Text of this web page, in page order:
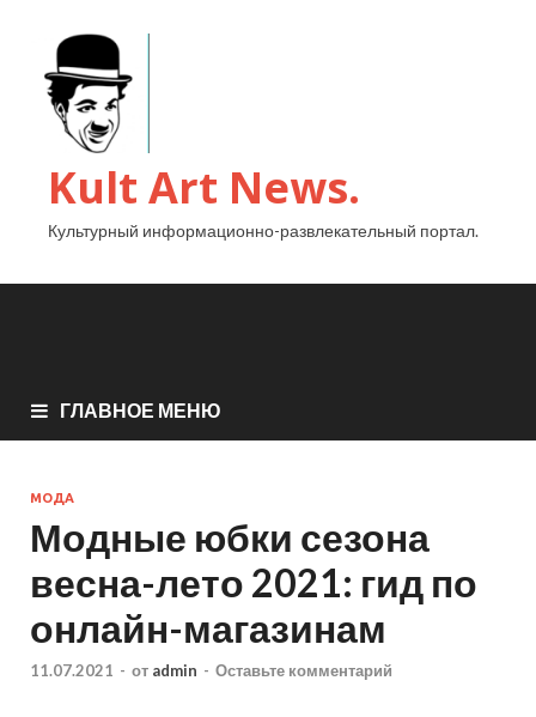
Kult Art News.
Культурный информационно-развлекательный портал.
ГЛАВНОЕ МЕНЮ
МОДА
Модные юбки сезона
весна-лето 2021: гид по
онлайн-магазинам
11.07.2021 - от admin - Оставьте комментарий